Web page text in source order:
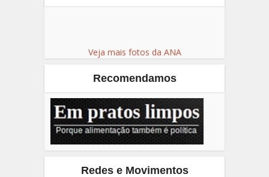
Veja mais fotos da ANA
Recomendamos
Redes e Movimentos